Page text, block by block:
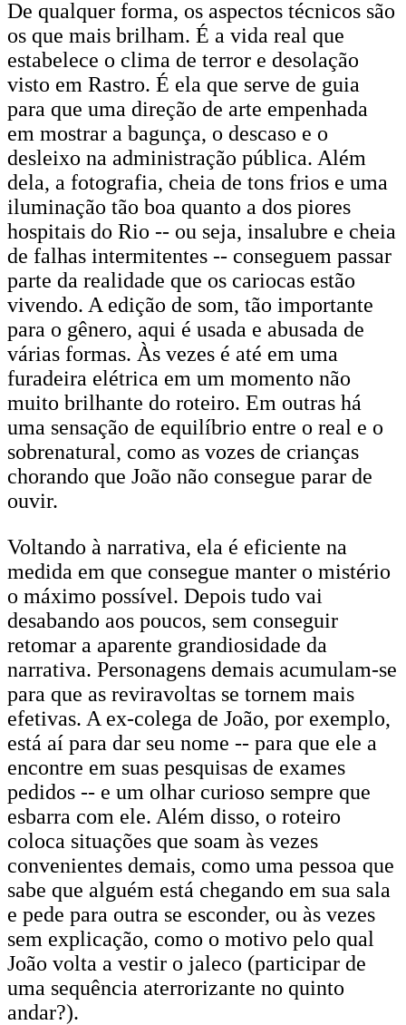
De qualquer forma, os aspectos técnicos são
os que mais brilham. É a vida real que
estabelece o clima de terror e desolação
visto em Rastro. É ela que serve de guia
para que uma direção de arte empenhada
em mostrar a bagunça, o descaso e o
desleixo na administração pública. Além
dela, a fotografia, cheia de tons frios e uma
iluminação tão boa quanto a dos piores
hospitais do Rio -- ou seja, insalubre e cheia
de falhas intermitentes -- conseguem passar
parte da realidade que os cariocas estão
vivendo. A edição de som, tão importante
para o gênero, aqui é usada e abusada de
várias formas. Às vezes é até em uma
furadeira elétrica em um momento não
muito brilhante do roteiro. Em outras há
uma sensação de equilíbrio entre o real e o
sobrenatural, como as vozes de crianças
chorando que João não consegue parar de
ouvir.
Voltando à narrativa, ela é eficiente na
medida em que consegue manter o mistério
o máximo possível. Depois tudo vai
desabando aos poucos, sem conseguir
retomar a aparente grandiosidade da
narrativa. Personagens demais acumulam-se
para que as reviravoltas se tornem mais
efetivas. A ex-colega de João, por exemplo,
está aí para dar seu nome -- para que ele a
encontre em suas pesquisas de exames
pedidos -- e um olhar curioso sempre que
esbarra com ele. Além disso, o roteiro
coloca situações que soam às vezes
convenientes demais, como uma pessoa que
sabe que alguém está chegando em sua sala
e pede para outra se esconder, ou às vezes
sem explicação, como o motivo pelo qual
João volta a vestir o jaleco (participar de
uma sequência aterrorizante no quinto
andar?).